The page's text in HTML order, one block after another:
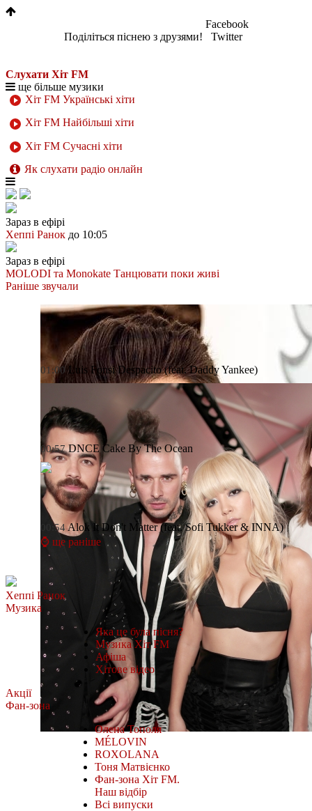
Поділіться піснею з друзями!
Facebook
Twitter
Слухати Хіт FM
ще більше музики
Хіт FM Українські хіти
Хіт FM Найбільші хіти
Хіт FM Сучасні хіти
Як слухати радіо онлайн
Зараз в ефірі
Хеппі Ранок до 10:05
Зараз в ефірі
MOLODI та Monokate Танцювати поки живі
Раніше звучали
01:00 Luis Fonsi Despacito (feat. Daddy Yankee)
00:57 DNCE Cake By The Ocean
00:54Alok It Don't Matter (feat. Sofi Tukker & INNA)
⌚ ще раніше
Хеппі Ранок
Музика
Яка це була пісня?
Музика Хіт FM
Афіша
Хітове відео
Акції
Фан-зона
Олена Тополя
MÉLOVIN
ROXOLANA
Тоня Матвієнко
Фан-зона Хіт FM.
Наш відбір
Всі випуски